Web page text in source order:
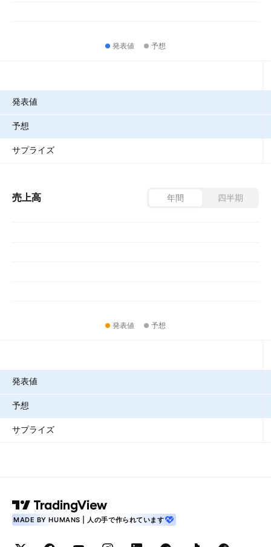
発表値 予想
発表値
予想
サプライズ
売上高 年間 四半期
発表値 予想
発表値
予想
サプライズ
MADE BY HUMANS | 人の手で作られています